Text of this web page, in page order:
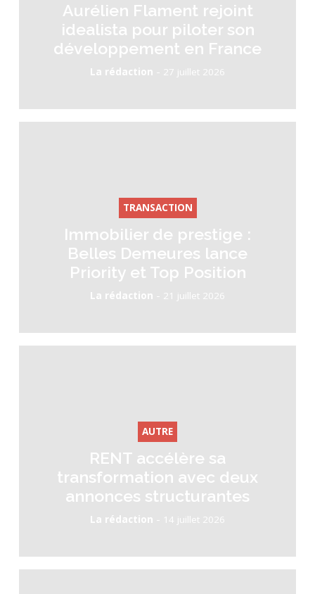
Aurélien Flament rejoint
idealista pour piloter son
développement en France
La rédaction - 27 juillet 2026
TRANSACTION
Immobilier de prestige :
Belles Demeures lance
Priority et Top Position
La rédaction - 21 juillet 2026
AUTRE
RENT accélère sa
transformation avec deux
annonces structurantes
La rédaction - 14 juillet 2026